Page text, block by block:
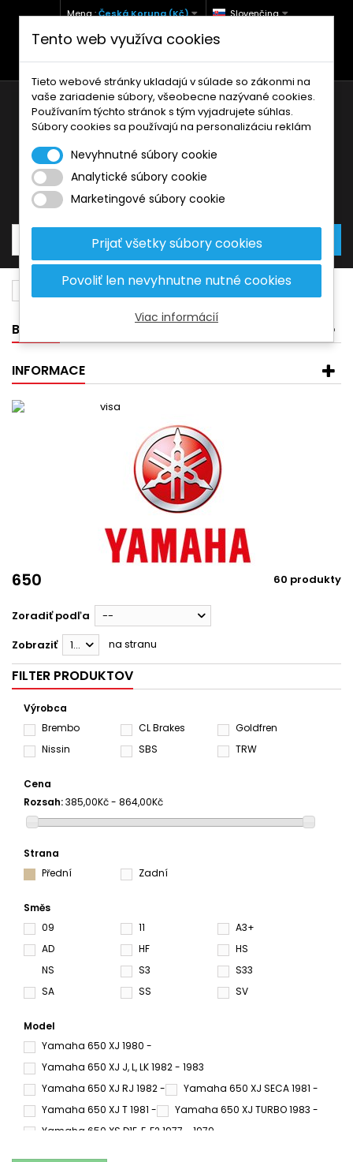
Mena :Česká Koruna (Kč) Slovenčina
+420 771 127 977 (Po-Pá, 9-12 a 13-17)
Košík0Produkty
BANNER
INFORMACE
650 60 produkty
Zoradiť podľa
--
Zobraziť
12 na stranu
FILTER PRODUKTOV
Výrobca
Brembo
CL Brakes
Goldfren
Nissin
SBS TRW
Cena
Rozsah:385,00Kč - 864,00Kč
Strana
Přední
Zadní
Směs
09
11
A3+
AD
HF
HS
NS
S3
S33
SA
SS SV
Model
Yamaha 650 XJ 1980 -
Yamaha 650 XJ J, L, LK 1982 - 1983
Yamaha 650 XJ RJ 1982 -
Yamaha 650 XJ SECA 1981 -
Yamaha 650 XJ T 1981 -
Yamaha 650 XJ TURBO 1983 -
Yamaha 650 XS D1E, F, F2 1977 - 1979
Tento web využíva cookies
Tieto webové stránky ukladajú v súlade so zákonmi na
vaše zariadenie súbory, všeobecne nazývané cookies.
Používaním týchto stránok s tým vyjadrujete súhlas.
Súbory cookies sa používajú na personalizáciu reklám
Nevyhnutné súbory cookie
Analytické súbory cookie
Marketingové súbory cookie
Prijať všetky súbory cookies
Povoliť len nevyhnutne nutné cookies
Viac informácií